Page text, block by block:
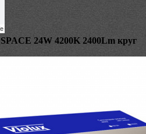
24W 4200K 2400Lm круг